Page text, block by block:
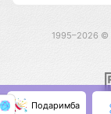
1995–2026 ©
Подаримба